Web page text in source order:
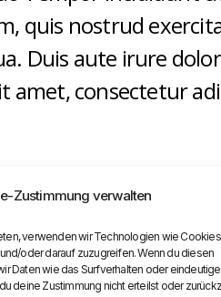
Zustimmung verwalten
verwenden wir Technologien wie
oder darauf zuzugreifen. Wenn du diesen
Daten wie das Surfverhalten oder
deine Zustimmung nicht erteilst oder
quis nostrud
Duis aute irure
consectetur